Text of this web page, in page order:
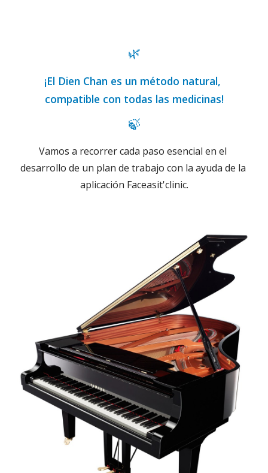
🌿
¡El Dien Chan es un método natural,
compatible con todas las medicinas!
🍃
Vamos a recorrer cada paso esencial en el
desarrollo de un plan de trabajo con la ayuda de la
aplicación Faceasit'clinic.